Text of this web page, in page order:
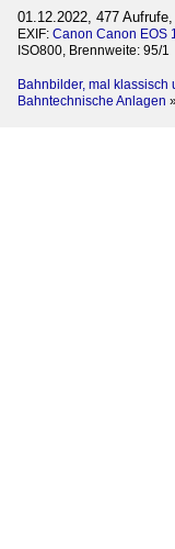
01.12.2022, 477
EXIF: Canon Canon EOS
ISO800, Brennweite: 95/1
Bahnbilder, mal
Bahntechnische Anlagen